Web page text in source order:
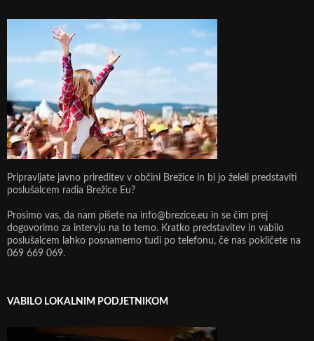
Pripravljate javno prireditev v občini Brežice in bi jo želeli predstaviti
poslušalcem radia Brežice Eu?
Prosimo vas, da nam pišete na info@brezice.eu in se čim prej
dogovorimo za intervju na to temo. Kratko predstavitev in vabilo
poslušalcem lahko posnamemo tudi po telefonu, če nas pokličete na
069 669 069.
VABILO LOKALNIM PODJETNIKOM